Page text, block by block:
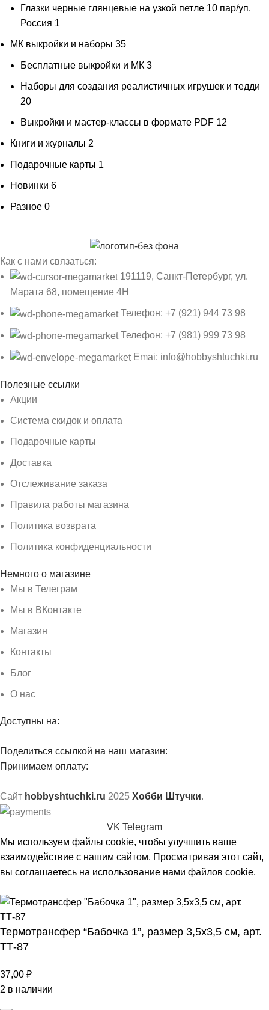
Глазки черные глянцевые на узкой петле 10 пар/уп.
Россия 1
МК выкройки и наборы 35
Бесплатные выкройки и МК 3
Наборы для создания реалистичных игрушек и тедди
20
Выкройки и мастер-классы в формате PDF 12
Книги и журналы 2
Подарочные карты 1
Новинки 6
Разное 0
Как с нами связаться:
191119, Санкт-Петербург, ул.
Марата 68, помещение 4Н
Телефон: +7 (921) 944 73 98
Телефон: +7 (981) 999 73 98
Emai: info@hobbyshtuchki.ru
Полезные ссылки
Акции
Система скидок и оплата
Подарочные карты
Доставка
Отслеживание заказа
Правила работы магазина
Политика возврата
Политика конфиденциальности
Немного о магазине
Мы в Телеграм
Мы в ВКонтакте
Магазин
Контакты
Блог
О нас
Доступны на:
Поделиться ссылкой на наш магазин:
Принимаем оплату:
Сайт hobbyshtuchki.ru 2025 Хобби Штучки.
VK Telegram
Мы используем файлы cookie, чтобы улучшить ваше
взаимодействие с нашим сайтом. Просматривая этот сайт,
вы соглашаетесь на использование нами файлов cookie.
Термотрансфер “Бабочка 1”, размер 3,5х3,5 см, арт.
ТТ-87
37,00 ₽
2 в наличии